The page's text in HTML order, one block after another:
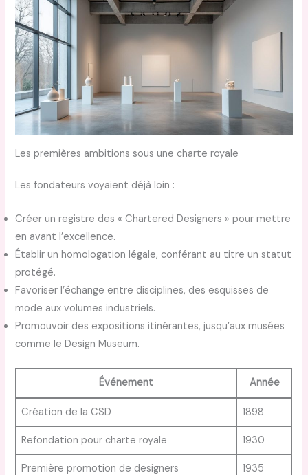
Les premières ambitions sous une charte royale
Les fondateurs voyaient déjà loin :
Créer un registre des « Chartered Designers » pour mettre
en avant l’excellence.
Établir un homologation légale, conférant au titre un statut
protégé.
Favoriser l’échange entre disciplines, des esquisses de
mode aux volumes industriels.
Promouvoir des expositions itinérantes, jusqu’aux musées
comme le Design Museum.
Événement Année
Création de la CSD 1898
Refondation pour charte royale 1930
Première promotion de designers 1935